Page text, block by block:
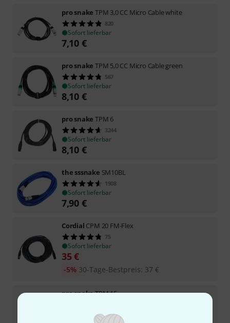
pro snake TPM 3,0 CC Micro Cable white
820
Sofort lieferbar
7,10 €
pro snake TPM 5,0 CC Micro Cable green
567
Sofort lieferbar
8,10 €
pro snake TPM 6
3244
Sofort lieferbar
8,10 €
the sssnake SM10BL
1908
Sofort lieferbar
7,90 €
Cordial CPM 20 FM-Flex
75
Sofort lieferbar
35€
30-Tage-Bestpreis: 37 €
-5%
pro snakeTPM 15
Sofort lieferbar